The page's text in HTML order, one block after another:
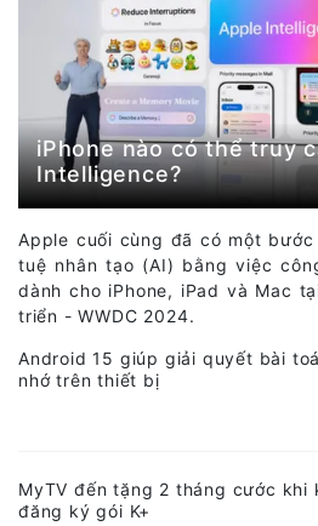
iPhone nào có thể truy
Intelligence?
Apple cuối cùng đã có một
tuệ nhân tạo (AI) bằng việc
dành cho iPhone, iPad và Mac
triển - WWDC 2024.
Android 15 giúp giải quyết bài
nhớ trên thiết bị
MyTV đến tặng 2 tháng cước khi
đăng ký gói K+